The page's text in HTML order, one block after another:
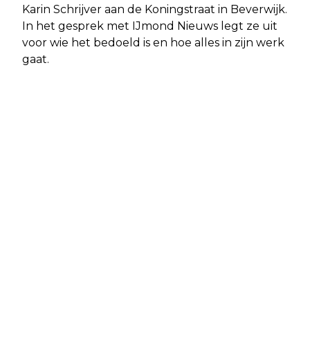
Karin Schrijver aan de Koningstraat in Beverwijk.
In het gesprek met IJmond Nieuws legt ze uit
voor wie het bedoeld is en hoe alles in zijn werk
gaat.